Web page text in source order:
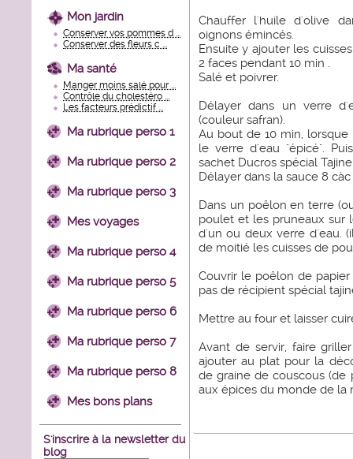
Mon jardin
Conserver vos pommes d ...
Conserver des fleurs c ...
Ma santé
Manger moins salé pour ...
Contrôle du cholestéro ...
Les facteurs prédictif ...
Ma rubrique perso 1
Ma rubrique perso 2
Ma rubrique perso 3
Mes voyages
Ma rubrique perso 4
Ma rubrique perso 5
Ma rubrique perso 6
Ma rubrique perso 7
Ma rubrique perso 8
Mes bons plans
S'inscrire à la newsletter du
blog
Chauffer l'huile d'olive
oignons émincés.
Ensuite y ajouter les
2 faces pendant 10 min .
Salé et poivrer.
Délayer dans un verre
(couleur safran).
Au bout de 10 min,
le verre d'eau "épicé".
sachet Ducros spécial
Délayer dans la sauce 8
Dans un poêlon en terre
poulet et les pruneaux sur
d'un ou deux verre d'eau.
de moitié les cuisses de
Couvrir le poêlon de
pas de récipient spécial
Mettre au four et laisser
Avant de servir, faire
ajouter au plat pour la
de graine de couscous (de
aux épices du monde de la